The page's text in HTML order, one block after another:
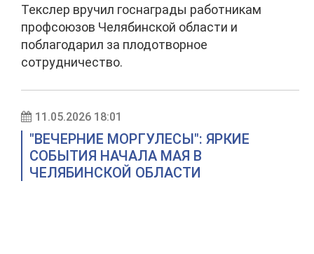
Текслер вручил госнаграды работникам
профсоюзов Челябинской области и
поблагодарил за плодотворное
сотрудничество.
11.05.2026 18:01
"ВЕЧЕРНИЕ МОРГУЛЕСЫ": ЯРКИЕ
СОБЫТИЯ НАЧАЛА МАЯ В
ЧЕЛЯБИНСКОЙ ОБЛАСТИ